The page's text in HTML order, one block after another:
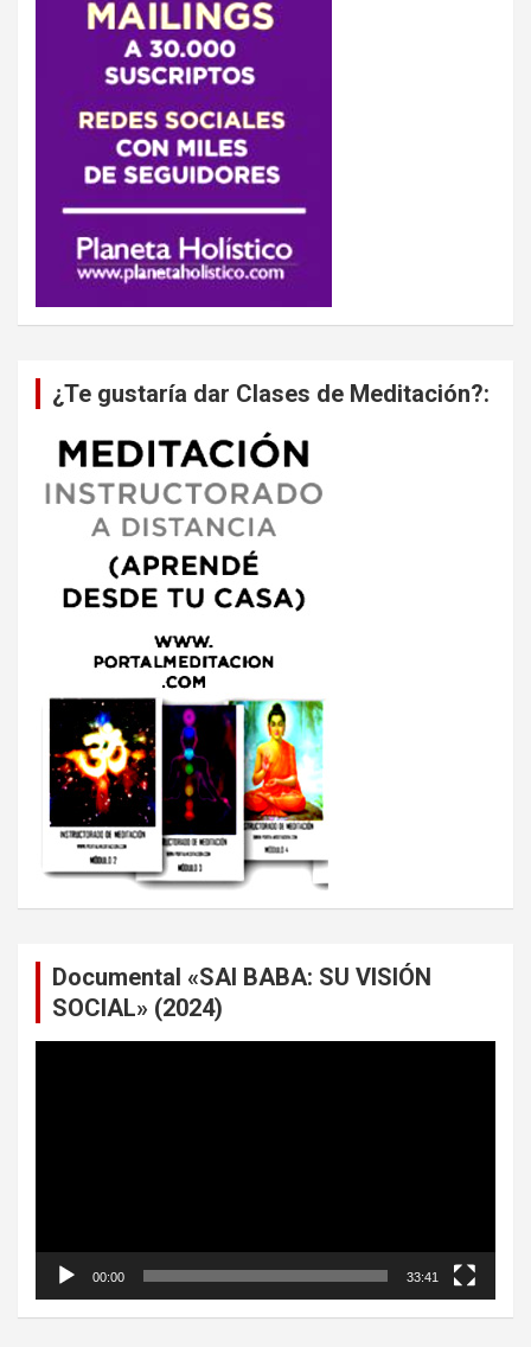
¿Te gustaría dar Clases de Meditación?:
Documental «SAI BABA: SU VISIÓN
SOCIAL» (2024)
00:00 33:41